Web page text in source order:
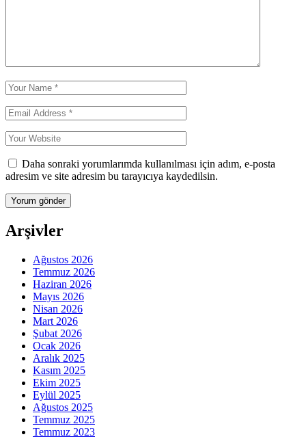
Daha sonraki yorumlarımda kullanılması için adım, e-posta
adresim ve site adresim bu tarayıcıya kaydedilsin.
Arşivler
Ağustos 2026
Temmuz 2026
Haziran 2026
Mayıs 2026
Nisan 2026
Mart 2026
Şubat 2026
Ocak 2026
Aralık 2025
Kasım 2025
Ekim 2025
Eylül 2025
Ağustos 2025
Temmuz 2025
Temmuz 2023